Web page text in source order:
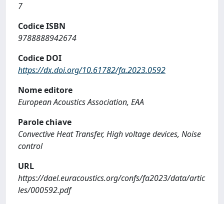
7
Codice ISBN
9788888942674
Codice DOI
https://dx.doi.org/10.61782/fa.2023.0592
Nome editore
European Acoustics Association, EAA
Parole chiave
Convective Heat Transfer, High voltage devices, Noise
control
URL
https://dael.euracoustics.org/confs/fa2023/data/artic
les/000592.pdf